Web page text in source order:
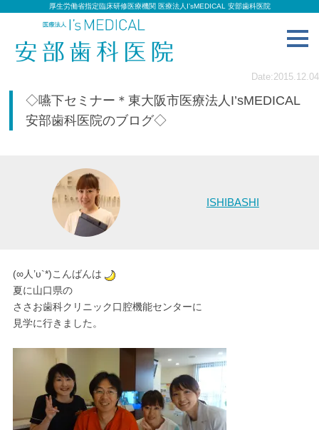
厚生労働省指定臨床研修医療機関 医療法人I’sMEDICAL 安部歯科医院
Date:2015.12.04
◇嚥下セミナー＊東大阪市医療法人I’sMEDICAL
安部歯科医院のブログ◇
ISHIBASHI
(∞人’υ`*)こんばんは
夏に山口県の
ささお歯科クリニック口腔機能センターに
見学に行きました。